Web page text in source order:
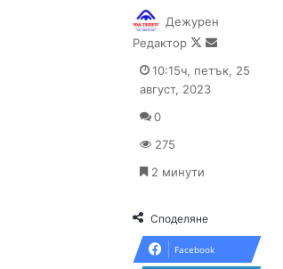
Дежурен
Редактор
Follow
X
Send
email
10:15ч, петък, 25
август, 2023
0
275
2 минути
Споделяне
Facebook